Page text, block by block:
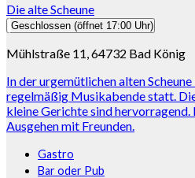
Die alte Scheune
Geschlossen (öffnet 17:00 Uhr)
Mühlstraße 11, 64732 Bad König
In der urgemütlichen alten
regelmäßig Musikabende statt.
kleine Gerichte sind hervorragend.
Ausgehen mit Freunden.
Gastro
Bar oder Pub